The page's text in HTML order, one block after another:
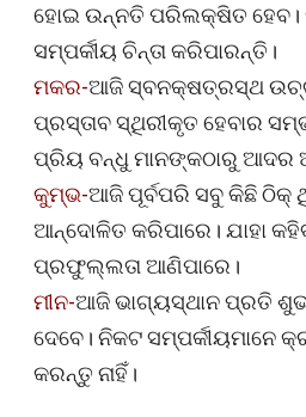
ହୋଇ ଉନ୍ନତି ପରିଲକ୍ଷିତ ହେବ।
ସମ୍ପର୍କୀୟ ଚିନ୍ତା କରିପାରନ୍ତି।
ମକର-ଆଜି ସ୍ବନକ୍ଷତ୍ରସ୍ଥ
ପ୍ରସ୍ତାବ ସ୍ଥିରୀକୃତ ହେବାର
ପ୍ରିୟ ବନ୍ଧୁ ମାନଙ୍କଠାରୁ ଆଦର
କୁମ୍ଭ-ଆଜି ପୂର୍ବପରି ସବୁ କିଛି ଠିକ୍‌
ଆନ୍ଦୋଳିତ କରିପାରେ। ଯାହା
ପ୍ରଫୁଲ୍ଲତା ଆଣିପାରେ।
ମୀନ-ଆଜି ଭାଗ୍ୟସ୍ଥାନ ପ୍ରତି
ଦେବେ। ନିକଟ ସମ୍ପର୍କୀୟମାନେ
କରନ୍ତୁ ନାହିଁ।